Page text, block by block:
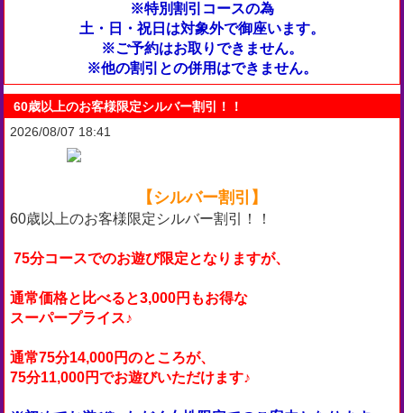
※特別割引コースの為
土・日・祝日は対象外で御座います。
※ご予約はお取りできません。
※他の割引との併用はできません。
60歳以上のお客様限定シルバー割引！！
2026/08/07 18:41
【シルバー割引】
60歳以上のお客様限定シルバー割引！！
75分コースでのお遊び限定となりますが、
通常価格と比べると3,000円もお得な
スーパープライス♪
通常75分14,000円のところが、
75分11,000円でお遊びいただけます♪